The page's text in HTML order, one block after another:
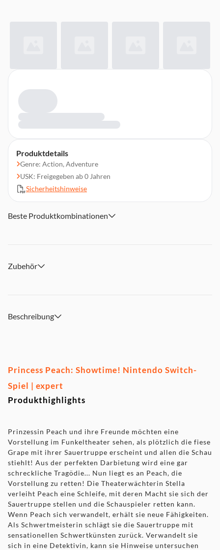
Produktdetails
Genre: Action, Adventure
USK: Freigegeben ab 0 Jahren
Sicherheitshinweise
Beste Produktkombinationen
Zubehör
Beschreibung
Princess Peach: Showtime! Nintendo Switch-
Spiel | expert
Produkthighlights
Prinzessin Peach und ihre Freunde möchten eine
Vorstellung im Funkeltheater sehen, als plötzlich die fiese
Grape mit ihrer Sauertruppe erscheint und allen die Schau
stiehlt! Aus der perfekten Darbietung wird eine gar
schreckliche Tragödie... Nun liegt es an Peach, die
Vorstellung zu retten! Die Theaterwächterin Stella
verleiht Peach eine Schleife, mit deren Macht sie sich der
Sauertruppe stellen und die Schauspieler retten kann.
Wenn Peach sich verwandelt, erhält sie neue Fähigkeiten.
Als Schwertmeisterin schlägt sie die Sauertruppe mit
sensationellen Schwertkünsten zurück. Verwandelt sie
sich in eine Detektivin, kann sie Hinweise untersuchen